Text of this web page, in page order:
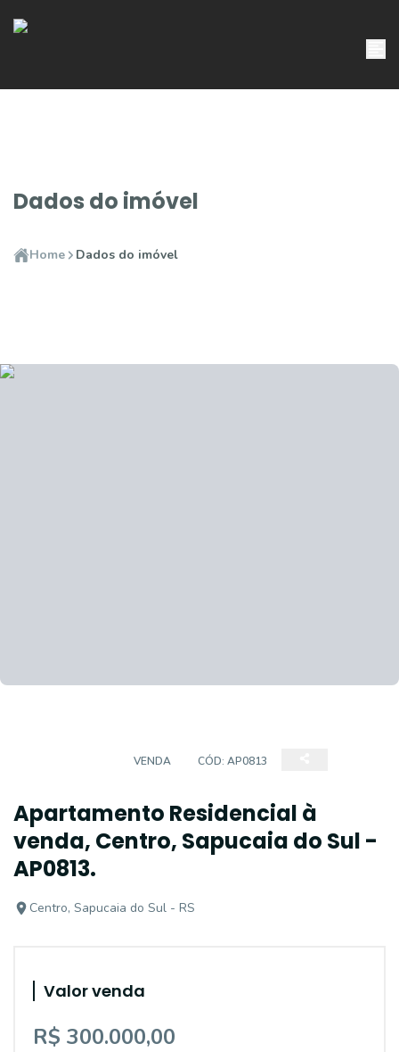
Dados do imóvel
Home Dados do imóvel
VENDA CÓD: AP0813
Apartamento Residencial à
venda, Centro, Sapucaia do Sul -
AP0813.
Centro, Sapucaia do Sul - RS
Valor venda
R$ 300.000,00